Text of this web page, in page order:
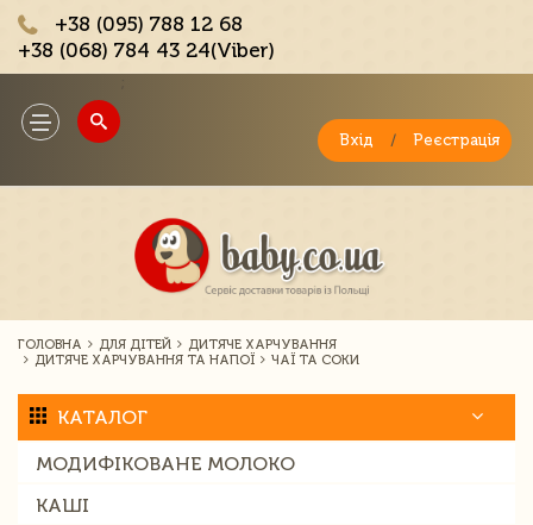
+38 (095) 788 12 68
+38 (068) 784 43 24(Viber)
Toggle
navigation
Вхід / Реєстрація
ГОЛОВНА ДЛЯ ДІТЕЙ
ДИТЯЧЕ ХАРЧУВАННЯ
ДИТЯЧЕ ХАРЧУВАННЯ ТА НАПОЇ
ЧАЇ ТА СОКИ
КАТАЛОГ
МОДИФІКОВАНЕ МОЛОКО
КАШІ